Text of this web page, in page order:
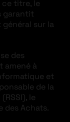
ce titre, le
garantit
sur la
des
amené à
et
de la
le
des Achats.